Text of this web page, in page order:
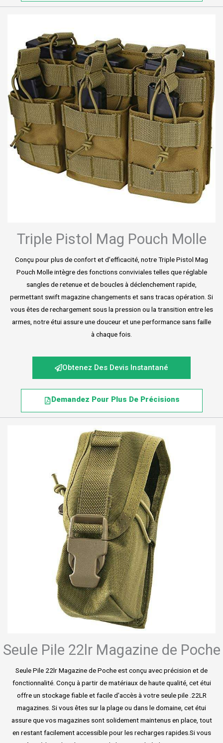
Triple Pistol Mag Pouch Molle
Conçu pour plus de confort et d'efficacité, notre Triple Pistol Mag
Pouch Molle intègre des fonctions conviviales telles que réglable
sangles de retenue et de boucles à déclenchement rapide,
permettant swift magazine changements et sans tracas opération. Si
vous êtes de rechargement sous la pression ou la transition entre les
armes, notre étui assure une douceur et une performance sans faille
à chaque fois.
Obtenez Des Devis Instantané
Demandez Pour Plus De Précisions
Seule Pile 22lr Magazine de Poche
Seule Pile 22lr Magazine de Poche est conçu avec précision et de
fonctionnalité. Conçu à partir de matériaux de haute qualité, cet étui
offre un stockage fiable et facile d'accès à votre seule pile .22LR
magazines. Si vous êtes sur la plage ou dans le domaine, cet étui
assure que vos magazines sont solidement maintenus en place, tout
en restant facilement accessible pour les recharges rapides.Si vous